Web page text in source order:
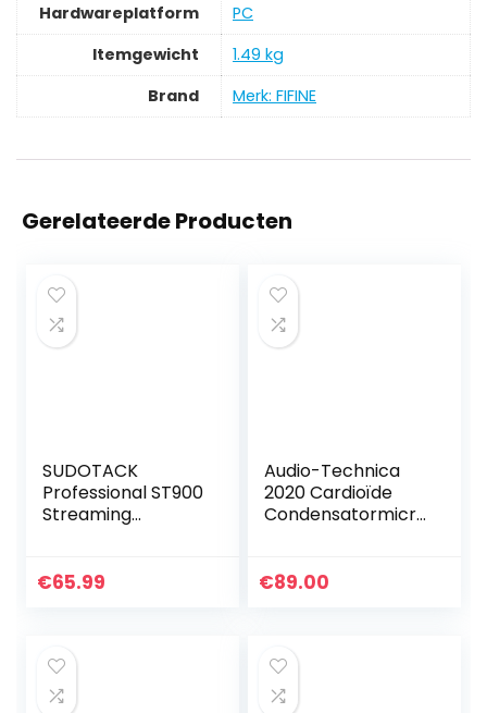
Hardwareplatform
‎PC
Itemgewicht
‎1.49 kg
Brand
Merk: FIFINE
Gerelateerde Producten
SUDOTACK
Professional ST900
Streaming
cardioïde
€65.99
Audio-Technica
2020 Cardioïde
Condensatormicro
€89.00